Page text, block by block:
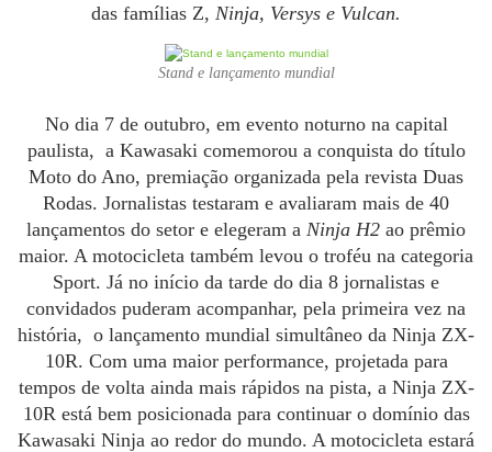
das famílias Z, Ninja, Versys e Vulcan.
Stand e lançamento mundial
No dia 7 de outubro, em evento noturno na capital
paulista, a Kawasaki comemorou a conquista do título
Moto do Ano, premiação organizada pela revista Duas
Rodas. Jornalistas testaram e avaliaram mais de 40
lançamentos do setor e elegeram a Ninja H2 ao prêmio
maior. A motocicleta também levou o troféu na categoria
Sport. Já no início da tarde do dia 8 jornalistas e
convidados puderam acompanhar, pela primeira vez na
história, o lançamento mundial simultâneo da Ninja ZX-
10R. Com uma maior performance, projetada para
tempos de volta ainda mais rápidos na pista, a Ninja ZX-
10R está bem posicionada para continuar o domínio das
Kawasaki Ninja ao redor do mundo. A motocicleta estará